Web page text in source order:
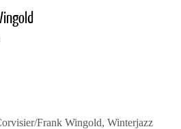
Frank Wingold, Winterjazz